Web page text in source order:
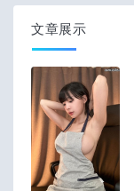
文章展示